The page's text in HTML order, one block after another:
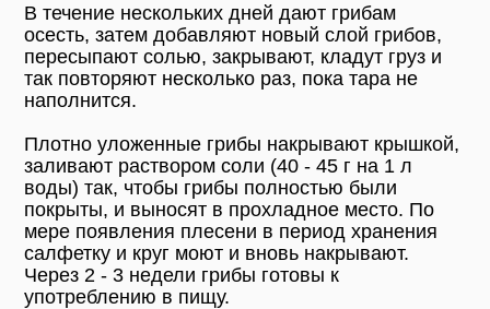
В течение нескольких дней дают грибам
осесть, затем добавляют новый слой грибов,
пересыпают солью, закрывают, кладут груз и
так повторяют несколько раз, пока тара не
наполнится.
Плотно уложенные грибы накрывают крышкой,
заливают раствором соли (40 - 45 г на 1 л
воды) так, чтобы грибы полностью были
покрыты, и выносят в прохладное место. По
мере появления плесени в период хранения
салфетку и круг моют и вновь накрывают.
Через 2 - 3 недели грибы готовы к
употреблению в пищу.